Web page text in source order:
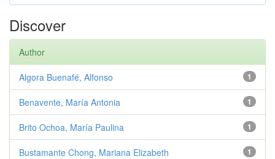
Discover
Author
1
Algora Buenafé, Alfonso
1
Benavente, María Antonia
1
Brito Ochoa, María Paulina
1
Bustamante Chong, Mariana Elizabeth